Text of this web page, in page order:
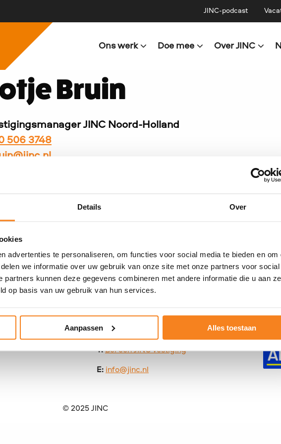
Details Over
advertenties te personaliseren, om functies voor social media te bieden en om
we informatie over uw gebruik van onze site met onze partners voor social
partners kunnen deze gegevens combineren met andere informatie die u aan
op basis van uw gebruik van hun services.
Aanpassen Alles toestaan
JINC-podcast
Ons werk Doe mee Over JINC
Bruin
JINC Noord-Holland
506 3748
Beverwijk, Haarlem, Haarlemmermeer,
Contact
Mariaplaats 21
3511 LK Utrecht
T:Bel een JINC vestiging
E: info@jinc.nl
© 2025 JINC